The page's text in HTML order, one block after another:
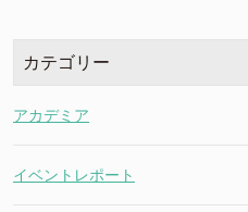
カテゴリー
アカデミア
イベントレポート